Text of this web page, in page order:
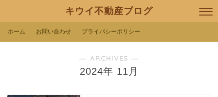
キウイ不動産ブログ
ホーム お問い合わせ プライバシーポリシー
― ARCHIVES ―
2024年 11月